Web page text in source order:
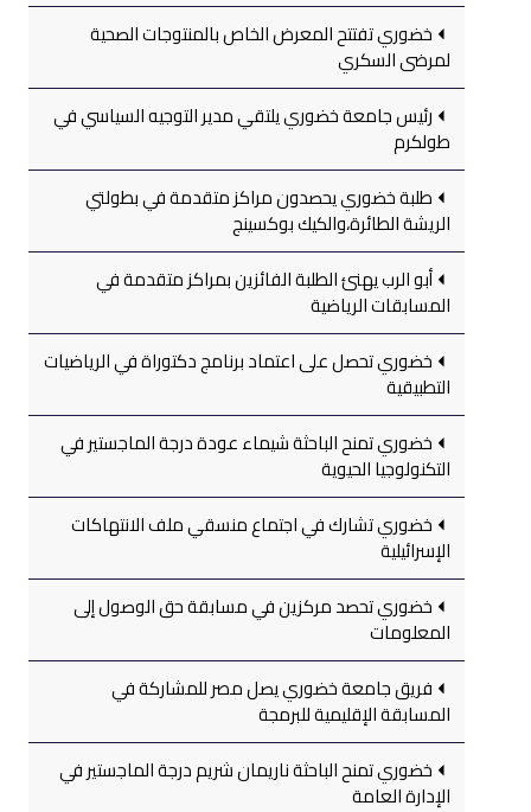
خضوري تفتتح المعرض الخاص بالمنتوجات الصحية
لمرضى السكري
رئيس جامعة خضوري يلتقي مدير التوجيه السياسي في
طولكرم
طلبة خضوري يحصدون مراكز متقدمة في بطولتي
الريشة الطائرة،والكيك بوكسينج
أبو الرب يهنئ الطلبة الفائزين بمراكز متقدمة في
المسابقات الرياضية
خضوري تحصل على اعتماد برنامج دكتوراة في الرياضيات
التطبيقية
خضوري تمنح الباحثة شيماء عودة درجة الماجستير في
التكنولوجيا الحيوية
خضوري تشارك في اجتماع منسقي ملف الانتهاكات
الإسرائيلية
خضوري تحصد مركزين في مسابقة حق الوصول إلى
المعلومات
فريق جامعة خضوري يصل مصر للمشاركة في
المسابقة الإقليمية للبرمجة
خضوري تمنح الباحثة ناريمان شريم درجة الماجستير في
الإدارة العامة